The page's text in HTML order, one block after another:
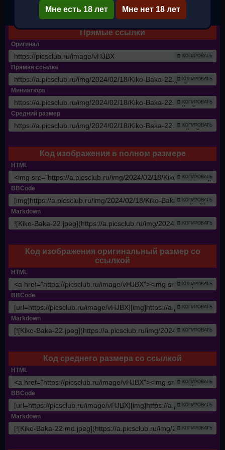
✔ Полный размер
Прямые ссылки
Оригинал
🧾 КОПИРОВАТЬ
Прямая ссылка
🧾 КОПИРОВАТЬ
Миниатюра
🧾 КОПИРОВАТЬ
Средний размер
🧾 КОПИРОВАТЬ
Код изображения в полном размере
HTML
🧾 КОПИРОВАТЬ
BBCode
🧾 КОПИРОВАТЬ
Markdown
🧾 КОПИРОВАТЬ
Код изображения оригинальный размер со
ссылкой
HTML
🧾 КОПИРОВАТЬ
BBCode
🧾 КОПИРОВАТЬ
Markdown
🧾 КОПИРОВАТЬ
Код среднего размера со ссылкой
HTML
🧾 КОПИРОВАТЬ
BBCode
🧾 КОПИРОВАТЬ
Markdown
🧾 КОПИРОВАТЬ
Мне есть 18 лет Мне нет 18 лет